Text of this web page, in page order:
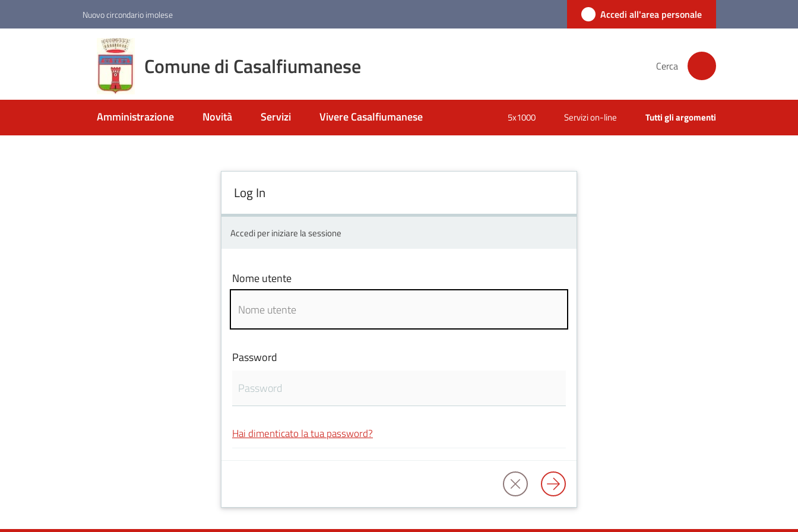
Nuovo circondario imolese Accedi all'area personale
Comune di Casalfiumanese Cerca
Amministrazione Novità Servizi Vivere Casalfiumanese 5x1000 Servizi on-line Tutti gli argomenti
Log In
Accedi per iniziare la sessione
Nome utente
Password
Hai dimenticato la tua password?